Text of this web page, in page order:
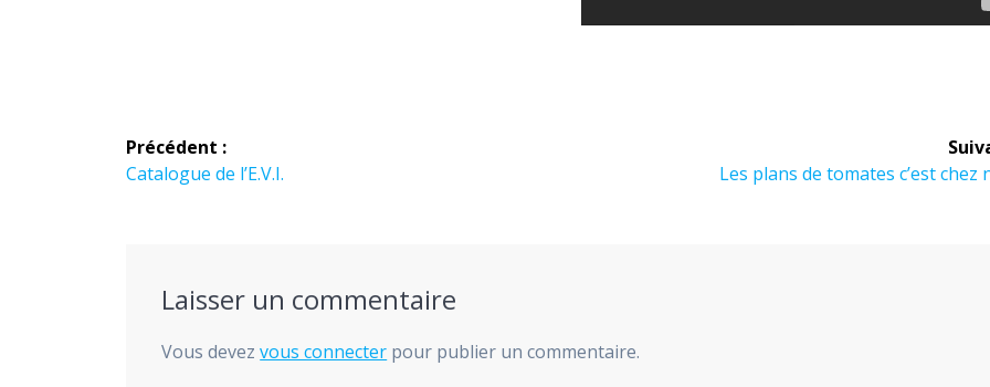
Navigation
de
Précédent :
Article
Catalogue de l’E.V.I.
Article
Les plans de tomates c’est chez
Laisser un commentaire
Vous devezvous connecter pour publier un commentaire.